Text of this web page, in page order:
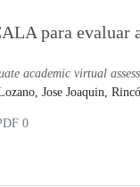
para evaluar
academic virtual
Jose Joaquin,
0